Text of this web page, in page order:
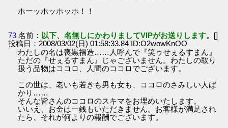
ホーッホッホッホ！！
73 名前： 以下、名無しにかわりましてVIPがお送りします。 []
投稿日：2008/03/02(日) 01:58:33.84 ID:O2wowKnOO
わたしの名は喪黒福造……人呼んで『笑ゥせぇるすまん』
ただの『せぇるすまん』じゃございません。わたしの取り
扱う品物はココロ、人間のココロでございます。
この世は、老いも若きも男も女も、ココロのさみしい人ば
かり……
そんな皆さんのココロのスキマをお埋めいたします。
いいえ、お金は一銭もいただきません。お客様が満足され
たら、それが何よりの報酬でございます。